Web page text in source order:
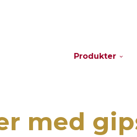
Produkter
med